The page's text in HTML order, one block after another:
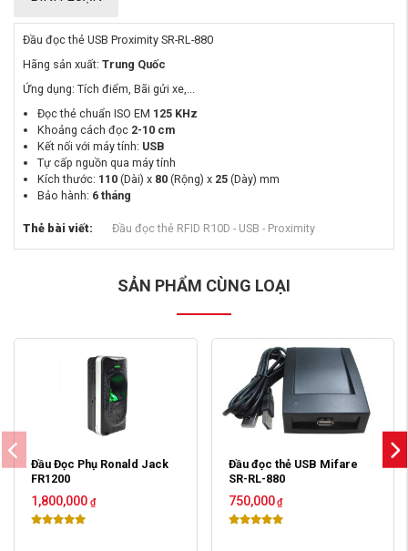
Đầu đọc thẻ USB Proximity SR-RL-880
Hãng sản xuất: Trung Quốc
Ứng dụng: Tích điểm, Bãi gửi xe,...
Đọc thẻ chuẩn ISO EM 125 KHz
Khoảng cách đọc 2-10 cm
Kết nối với máy tính: USB
Tự cấp nguồn qua máy tính
Kích thước: 110 (Dài) x 80 (Rộng) x 25 (Dày) mm
Bảo hành: 6 tháng
Thẻ bài viết: Đầu đọc thẻ RFID R10D - USB - Proximity
SẢN PHẨM CÙNG LOẠI
Đầu Đọc Phụ Ronald Jack
FR1200
1,800,000 ₫
Đầu đọc thẻ USB Mifare
SR-RL-880
750,000 ₫